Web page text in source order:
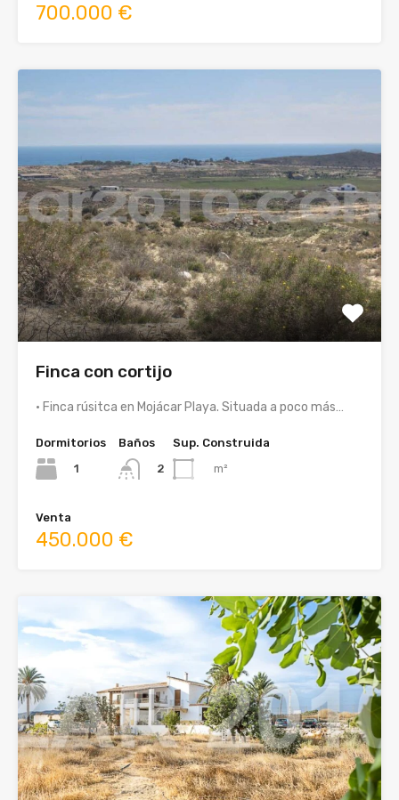
700.000 €
Finca con cortijo
• Finca rúsitca en Mojácar Playa. Situada a poco más…
Dormitorios
1
Baños
2
Sup. Construida
m²
Venta
450.000 €